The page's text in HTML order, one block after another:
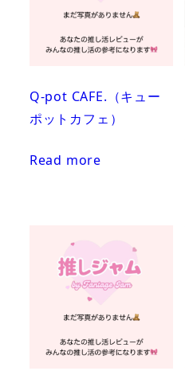
Q-pot CAFE.（キュー
ポットカフェ）
Read more